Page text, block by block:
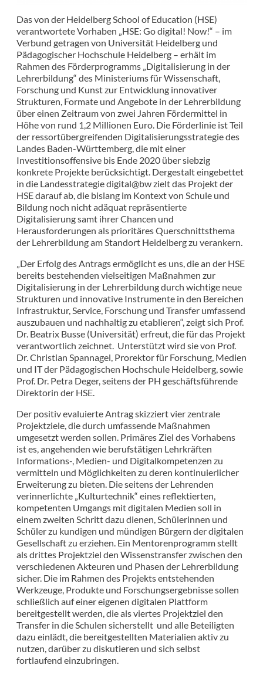
Das von der Heidelberg School of Education (HSE)
verantwortete Vorhaben „HSE: Go digital! Now!“ – im
Verbund getragen von Universität Heidelberg und
Pädagogischer Hochschule Heidelberg – erhält im
Rahmen des Förderprogramms „Digitalisierung in der
Lehrerbildung“ des Ministeriums für Wissenschaft,
Forschung und Kunst zur Entwicklung innovativer
Strukturen, Formate und Angebote in der Lehrerbildung
über einen Zeitraum von zwei Jahren Fördermittel in
Höhe von rund 1,2 Millionen Euro. Die Förderlinie ist Teil
der ressortübergreifenden Digitalisierungsstrategie des
Landes Baden-Württemberg, die mit einer
Investitionsoffensive bis Ende 2020 über siebzig
konkrete Projekte berücksichtigt. Dergestalt eingebettet
in die Landesstrategie digital@bw zielt das Projekt der
HSE darauf ab, die bislang im Kontext von Schule und
Bildung noch nicht adäquat repräsentierte
Digitalisierung samt ihrer Chancen und
Herausforderungen als prioritäres Querschnittsthema
der Lehrerbildung am Standort Heidelberg zu verankern.
„Der Erfolg des Antrags ermöglicht es uns, die an der HSE
bereits bestehenden vielseitigen Maßnahmen zur
Digitalisierung in der Lehrerbildung durch wichtige neue
Strukturen und innovative Instrumente in den Bereichen
Infrastruktur, Service, Forschung und Transfer umfassend
auszubauen und nachhaltig zu etablieren“, zeigt sich Prof.
Dr. Beatrix Busse (Universität) erfreut, die für das Projekt
verantwortlich zeichnet. Unterstützt wird sie von Prof.
Dr. Christian Spannagel, Prorektor für Forschung, Medien
und IT der Pädagogischen Hochschule Heidelberg, sowie
Prof. Dr. Petra Deger, seitens der PH geschäftsführende
Direktorin der HSE.
Der positiv evaluierte Antrag skizziert vier zentrale
Projektziele, die durch umfassende Maßnahmen
umgesetzt werden sollen. Primäres Ziel des Vorhabens
ist es, angehenden wie berufstätigen Lehrkräften
Informations-, Medien- und Digitalkompetenzen zu
vermitteln und Möglichkeiten zu deren kontinuierlicher
Erweiterung zu bieten. Die seitens der Lehrenden
verinnerlichte „Kulturtechnik“ eines reflektierten,
kompetenten Umgangs mit digitalen Medien soll in
einem zweiten Schritt dazu dienen, Schülerinnen und
Schüler zu kundigen und mündigen Bürgern der digitalen
Gesellschaft zu erziehen. Ein Mentorenprogramm stellt
als drittes Projektziel den Wissenstransfer zwischen den
verschiedenen Akteuren und Phasen der Lehrerbildung
sicher. Die im Rahmen des Projekts entstehenden
Werkzeuge, Produkte und Forschungsergebnisse sollen
schließlich auf einer eigenen digitalen Plattform
bereitgestellt werden, die als viertes Projektziel den
Transfer in die Schulen sicherstellt und alle Beteiligten
dazu einlädt, die bereitgestellten Materialien aktiv zu
nutzen, darüber zu diskutieren und sich selbst
fortlaufend einzubringen.